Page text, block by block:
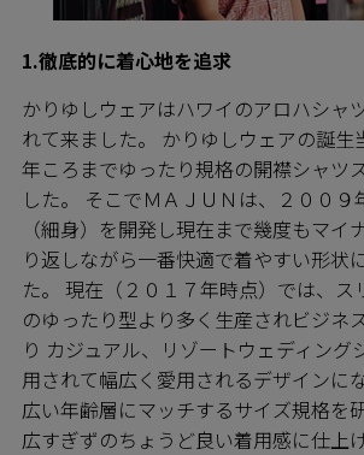
1.徹底的に着心地を追求
かりゆしウェアはハワイのアロハシャ
れて来ました。 かりゆしウェアの誕生
年ころまでゆったり規格の開襟シャツ
した。 そこでＭＡＪＵＮは、２００
（細身）を開発し現在まで幾度もマイ
り返しながら一番快適で着やすい形状
た。 現在（２０１７年時点）では、ス
のゆったり型より多く生産されビジネ
り カジュアル、リゾートウェディング
用されて幅広く愛用されるデザインに
広い年齢層にマッチするサイズ規格を
広すぎずのちょうど良い着用感に仕上